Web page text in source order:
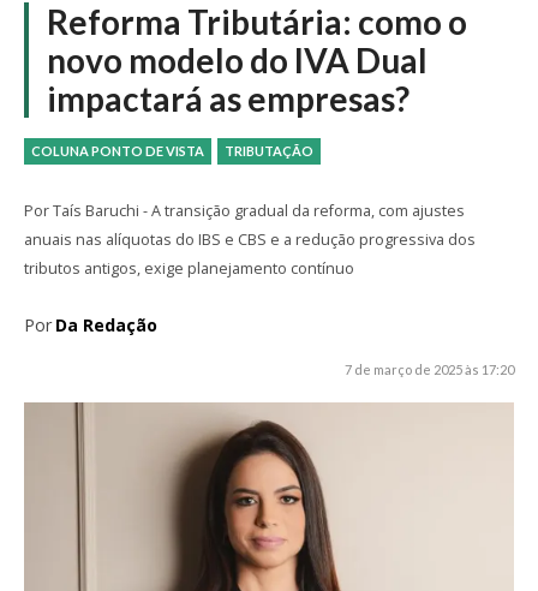
Reforma Tributária: como o
novo modelo do IVA Dual
impactará as empresas?
COLUNA PONTO DE VISTA TRIBUTAÇÃO
Por Taís Baruchi - A transição gradual da reforma, com ajustes
anuais nas alíquotas do IBS e CBS e a redução progressiva dos
tributos antigos, exige planejamento contínuo
Por Da Redação
7 de março de 2025 às 17:20